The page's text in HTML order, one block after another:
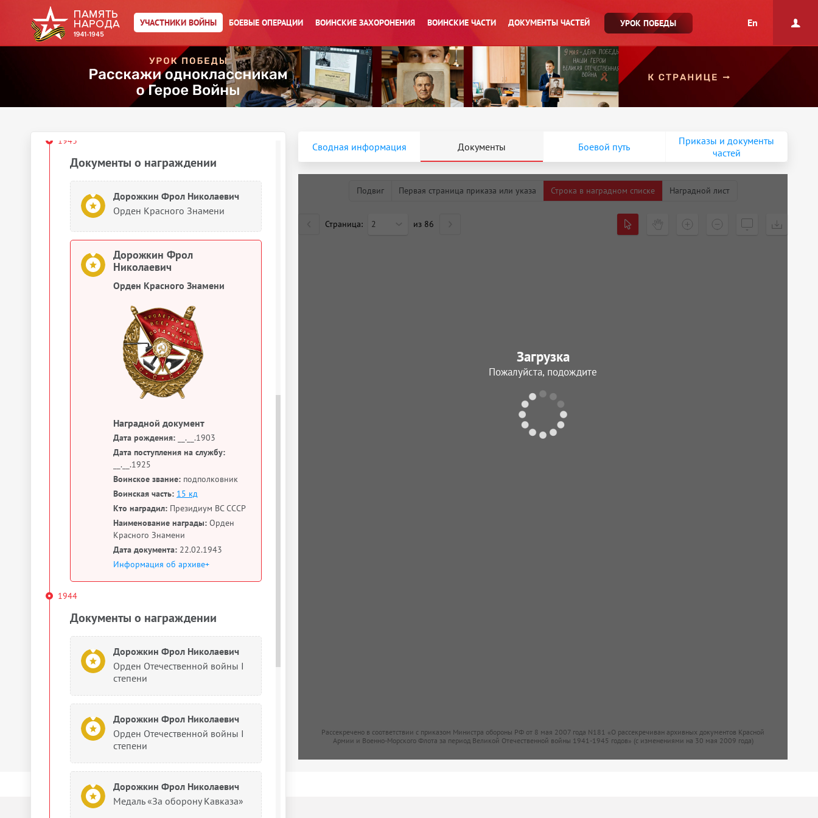
УЧАСТНИКИ ВОЙНЫ БОЕВЫЕ ОПЕРАЦИИ ВОИНСКИЕ ЗАХОРОНЕНИЯ ВОИНСКИЕ ЧАСТИ ДОКУМЕНТЫ ЧАСТЕЙ УРОК ПОБЕДЫ En
Дорожкин Фрол Николаевич
Орден Красного Знамени
Дорожкин Фрол Николаевич
Орден Красного Знамени
1943
Документы о награждении
Дорожкин Фрол Николаевич
Орден Красного Знамени
Дорожкин Фрол
Николаевич
Орден Красного Знамени
Наградной документ
Дата рождения: __.__.1903
Дата поступления на службу:
__.__.1925
Воинское звание: подполковник
Воинская часть: 15 кд
Кто наградил: Президиум ВС СССР
Наименование награды: Орден
Красного Знамени
Дата документа: 22.02.1943
Информация об архиве+
1944
Документы о награждении
Дорожкин Фрол Николаевич
Орден Отечественной войны I
степени
Дорожкин Фрол Николаевич
Орден Отечественной войны I
степени
Дорожкин Фрол Николаевич
Медаль «За оборону Кавказа»
Сводная информация Документы Боевой путь
Приказы и документы
частей
Подвиг Первая страница приказа или указа Строка в наградном списке Наградной лист
Страница: 2 из 86
Рассекречено в соответствии с приказом Министра обороны РФ от 8 мая 2007 года N181 «О рассекречиван архивных документов Красной
Армии и Военно-Морского Флота за период Великой Отечественной войны 1941-1945 годов» (с изменениями на 30 мая 2009 года)
Загрузка
Пожалуйста, подождите